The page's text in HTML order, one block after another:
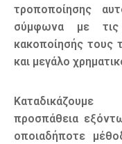
τροποποίησης
σύμφωνα με τις
κακοποίησής τους
και μεγάλο
Καταδικάζουμε
προσπάθεια
οποιαδήποτε